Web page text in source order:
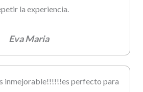
la experiencia.
Eva Maria
inmejorable!!!!!!es perfecto para